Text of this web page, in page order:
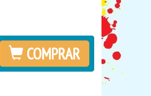
COMPRAR